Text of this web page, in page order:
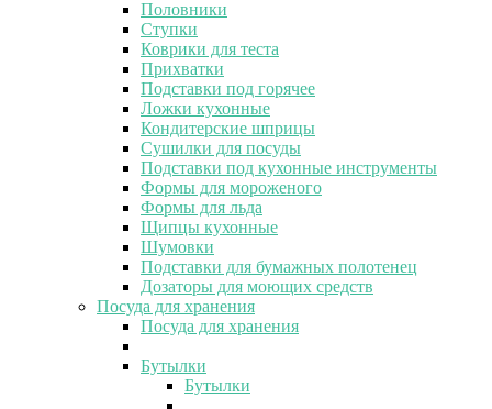
Половники
Ступки
Коврики для теста
Прихватки
Подставки под горячее
Ложки кухонные
Кондитерские шприцы
Сушилки для посуды
Подставки под кухонные инструменты
Формы для мороженого
Формы для льда
Щипцы кухонные
Шумовки
Подставки для бумажных полотенец
Дозаторы для моющих средств
Посуда для хранения
Посуда для хранения
Бутылки
Бутылки